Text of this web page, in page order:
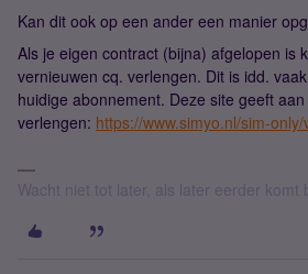
Kan dit ook op een ander een manier
Als je eigen contract (bijna) afgelopen is
vernieuwen cq. verlengen. Dit is idd.
huidige abonnement. Deze site geeft
verlengen: https://www.simyo.nl/sim-
Wacht niet tot later, als later eerder komt